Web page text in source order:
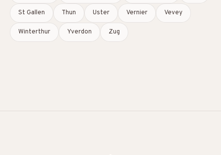
St Gallen Thun Uster Vernier Vevey
Winterthur Yverdon Zug